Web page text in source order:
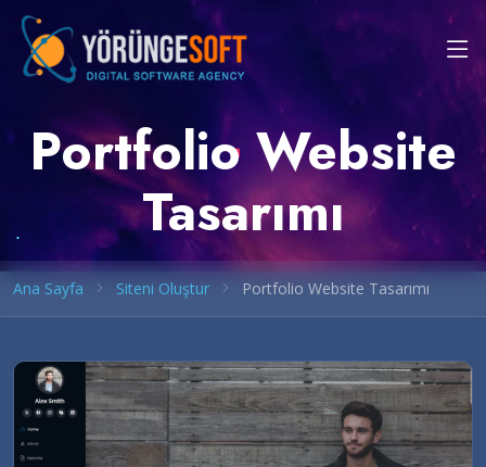
Portfolio Website
Tasarımı
Ana Sayfa Siteni Oluştur Portfolio Website Tasarımı